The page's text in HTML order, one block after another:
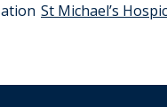
St Michael’s